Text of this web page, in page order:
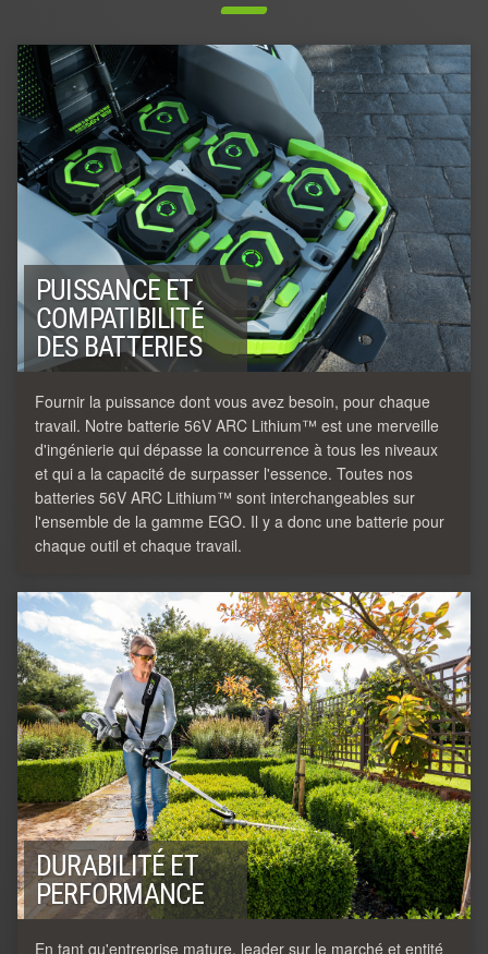
PUISSANCE ET
COMPATIBILITÉ
DES BATTERIES
Fournir la puissance dont vous avez besoin, pour chaque
travail. Notre batterie 56V ARC Lithium™ est une merveille
d'ingénierie qui dépasse la concurrence à tous les niveaux
et qui a la capacité de surpasser l'essence. Toutes nos
batteries 56V ARC Lithium™ sont interchangeables sur
l'ensemble de la gamme EGO. Il y a donc une batterie pour
chaque outil et chaque travail.
DURABILITÉ ET
PERFORMANCE
En tant qu'entreprise mature, leader sur le marché et entité